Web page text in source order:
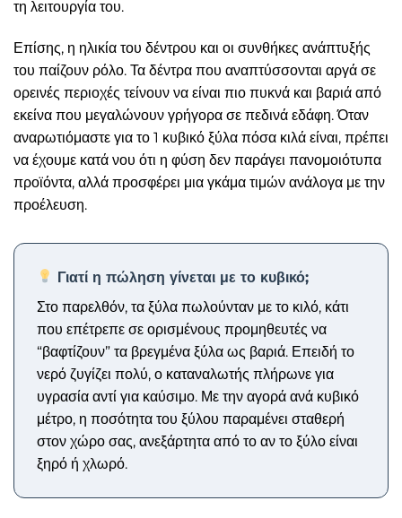
τη λειτουργία του.
Επίσης, η ηλικία του δέντρου και οι συνθήκες ανάπτυξής
του παίζουν ρόλο. Τα δέντρα που αναπτύσσονται αργά σε
ορεινές περιοχές τείνουν να είναι πιο πυκνά και βαριά από
εκείνα που μεγαλώνουν γρήγορα σε πεδινά εδάφη. Όταν
αναρωτιόμαστε για το 1 κυβικό ξύλα πόσα κιλά είναι, πρέπει
να έχουμε κατά νου ότι η φύση δεν παράγει πανομοιότυπα
προϊόντα, αλλά προσφέρει μια γκάμα τιμών ανάλογα με την
προέλευση.
Γιατί η πώληση γίνεται με το κυβικό;
Στο παρελθόν, τα ξύλα πωλούνταν με το κιλό, κάτι
που επέτρεπε σε ορισμένους προμηθευτές να
“βαφτίζουν” τα βρεγμένα ξύλα ως βαριά. Επειδή το
νερό ζυγίζει πολύ, ο καταναλωτής πλήρωνε για
υγρασία αντί για καύσιμο. Με την αγορά ανά κυβικό
μέτρο, η ποσότητα του ξύλου παραμένει σταθερή
στον χώρο σας, ανεξάρτητα από το αν το ξύλο είναι
ξηρό ή χλωρό.